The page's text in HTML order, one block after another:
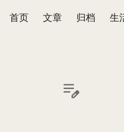
首页 文章 归档 生